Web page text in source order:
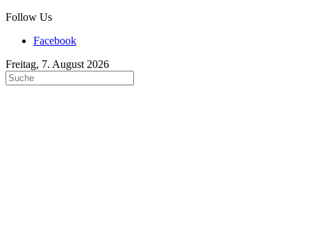
Follow Us
Facebook
Freitag, 7. August 2026